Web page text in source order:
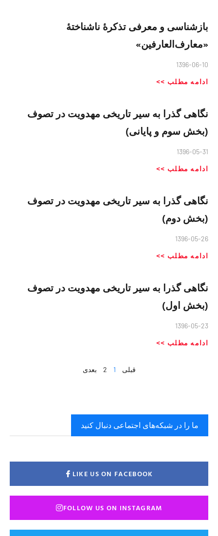
بازشناسی و معرفی تذکرهٔ ناشناختهٔ
«معارف‌العارفین»
1396-06-10
ادامه مطلب >>
نگاهی گذرا به سير تاريخی مهدويت در تصوف
(بخش سوم و پایانی)
1396-05-31
ادامه مطلب >>
نگاهی گذرا به سير تاريخی مهدويت در تصوف
(بخش دوم)
1396-05-26
ادامه مطلب >>
نگاهی گذرا به سير تاريخی مهدويت در تصوف
(بخش اول)
1396-05-23
ادامه مطلب >>
قبلی 1
2 بعدی
ما را در شبکه‌های اجتماعی دنبال کنید
LIKE US ON FACEBOOK
FOLLOW US ON INSTAGRAM